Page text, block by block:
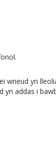
wneud yn
yn addas i